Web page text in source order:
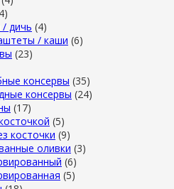
дичь (4)
/ каши (6)
(23)
консервы (35)
консервы (24)
(17)
(5)
косточки (9)
оливки (3)
(6)
(5)